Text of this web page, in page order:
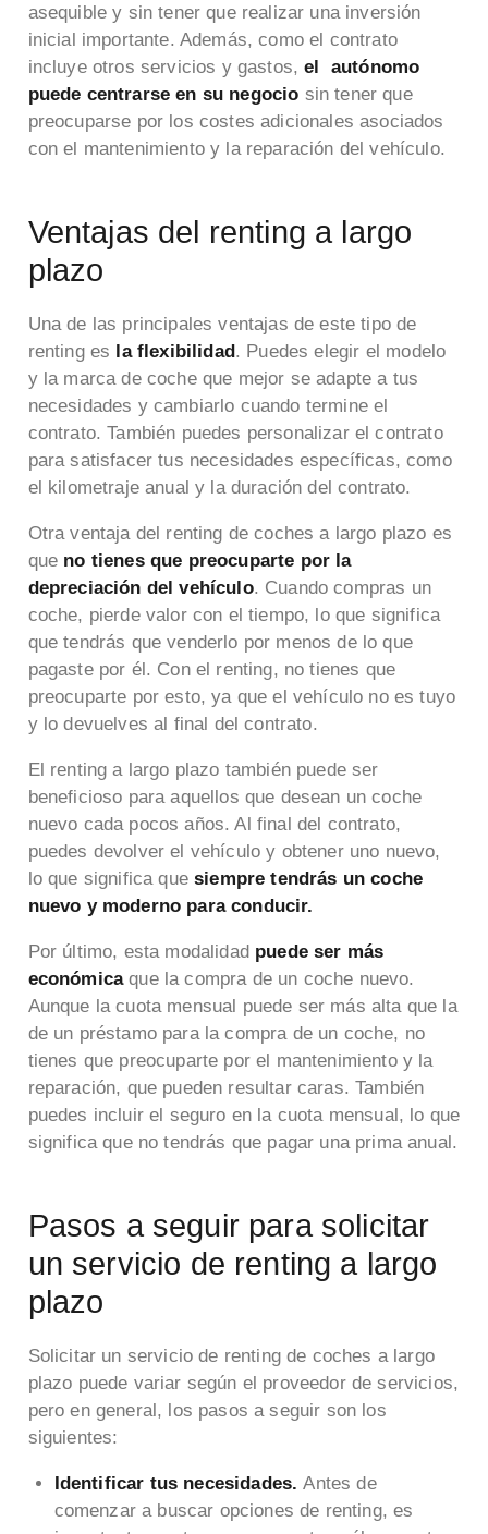
asequible y sin tener que realizar una inversión
inicial importante. Además, como el contrato
incluye otros servicios y gastos,el autónomo
puede centrarse en su negocio sin tener que
preocuparse por los costes adicionales asociados
con el mantenimiento y la reparación del vehículo.
Ventajas del renting a largo
plazo
Una de las principales ventajas de este tipo de
renting es la flexibilidad. Puedes elegir el modelo
y la marca de coche que mejor se adapte a tus
necesidades y cambiarlo cuando termine el
contrato. También puedes personalizar el contrato
para satisfacer tus necesidades específicas, como
el kilometraje anual y la duración del contrato.
Otra ventaja del renting de coches a largo plazo es
que no tienes que preocuparte por la
depreciación del vehículo. Cuando compras un
coche, pierde valor con el tiempo, lo que significa
que tendrás que venderlo por menos de lo que
pagaste por él. Con el renting, no tienes que
preocuparte por esto, ya que el vehículo no es tuyo
y lo devuelves al final del contrato.
El renting a largo plazo también puede ser
beneficioso para aquellos que desean un coche
nuevo cada pocos años. Al final del contrato,
puedes devolver el vehículo y obtener uno nuevo,
lo que significa quesiempre tendrás un coche
nuevo y moderno para conducir.
Por último, esta modalidad puede ser más
económicaque la compra de un coche nuevo.
Aunque la cuota mensual puede ser más alta que la
de un préstamo para la compra de un coche, no
tienes que preocuparte por el mantenimiento y la
reparación, que pueden resultar caras. También
puedes incluir el seguro en la cuota mensual, lo que
significa que no tendrás que pagar una prima anual.
Pasos a seguir para solicitar
un servicio de renting a largo
plazo
Solicitar un servicio de renting de coches a largo
plazo puede variar según el proveedor de servicios,
pero en general, los pasos a seguir son los
siguientes:
Identificar tus necesidades.Antes de
comenzar a buscar opciones de renting, es